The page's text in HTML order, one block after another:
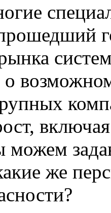
о
можем
же